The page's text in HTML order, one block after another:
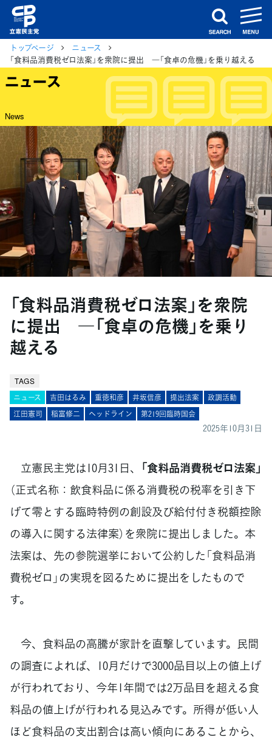
search
トップページ
ニュース
「食料品消費税ゼロ法案」を衆院に提出 ―「食卓の危機」を乗り越える
ニュース
News
「食料品消費税ゼロ法案」を衆院
に提出 ―「食卓の危機」を乗り
越える
TAGS
ニュース 吉田はるみ 重徳和彦 井坂信彦 提出法案
政調活動
江田憲司
稲富修二 ヘッドライン 第219回臨時国会
2025年10月31日
立憲民主党は10月31日、 「食料品消費税ゼロ法案」
（正式名称：飲食料品に係る消費税の税率を引き下
げて零とする臨時特例の創設及び給付付き税額控除
の導入に関する法律案）を衆院に提出しました。本
法案は、先の参院選挙において公約した「食料品消
費税ゼロ」の実現を図るために提出をしたもので
す。
今、食料品の高騰が家計を直撃しています。民間
の調査によれば、10月だけで3000品目以上の値上げ
が行われており、今年1年間では2万品目を超える食
料品の値上げが行われる見込みです。所得が低い人
ほど食料品の支出割合は高い傾向にあることから、